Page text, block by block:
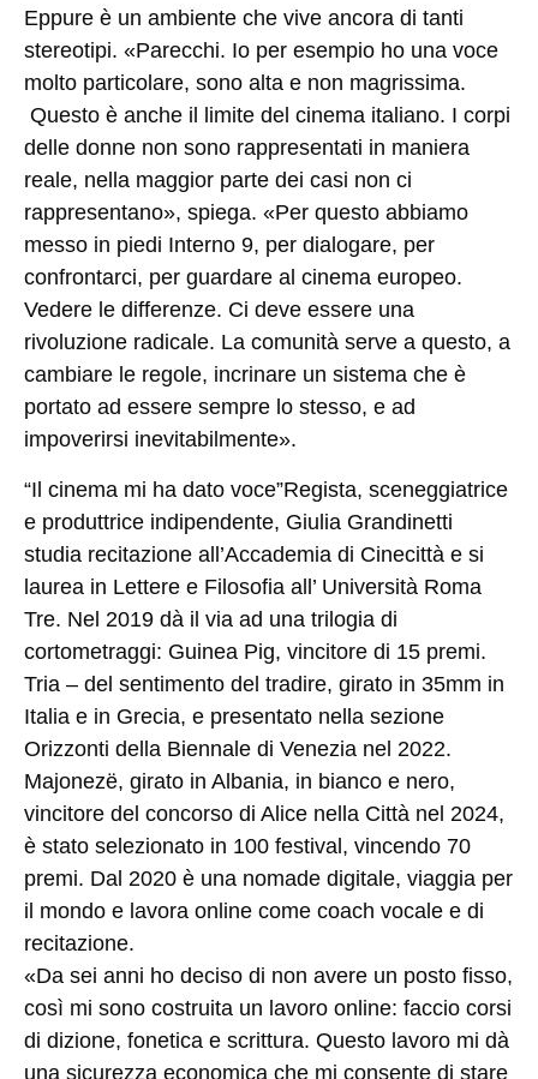
Eppure è un ambiente che vive ancora di tanti
stereotipi. «Parecchi. Io per esempio ho una voce
molto particolare, sono alta e non magrissima.
Questo è anche il limite del cinema italiano. I corpi
delle donne non sono rappresentati in maniera
reale, nella maggior parte dei casi non ci
rappresentano», spiega. «Per questo abbiamo
messo in piedi Interno 9, per dialogare, per
confrontarci, per guardare al cinema europeo.
Vedere le differenze. Ci deve essere una
rivoluzione radicale. La comunità serve a questo, a
cambiare le regole, incrinare un sistema che è
portato ad essere sempre lo stesso, e ad
impoverirsi inevitabilmente».
“Il cinema mi ha dato voce”Regista, sceneggiatrice
e produttrice indipendente, Giulia Grandinetti
studia recitazione all’Accademia di Cinecittà e si
laurea in Lettere e Filosofia all’ Università Roma
Tre. Nel 2019 dà il via ad una trilogia di
cortometraggi: Guinea Pig, vincitore di 15 premi.
Tria – del sentimento del tradire, girato in 35mm in
Italia e in Grecia, e presentato nella sezione
Orizzonti della Biennale di Venezia nel 2022.
Majonezë, girato in Albania, in bianco e nero,
vincitore del concorso di Alice nella Città nel 2024,
è stato selezionato in 100 festival, vincendo 70
premi. Dal 2020 è una nomade digitale, viaggia per
il mondo e lavora online come coach vocale e di
recitazione.
«Da sei anni ho deciso di non avere un posto fisso,
così mi sono costruita un lavoro online: faccio corsi
di dizione​, fonetica e scrittura. Questo lavoro mi dà
una sicurezza economica che mi consente di stare